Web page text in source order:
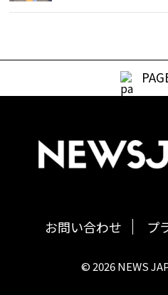
お問い合わせ プ
© 2026 NEWS